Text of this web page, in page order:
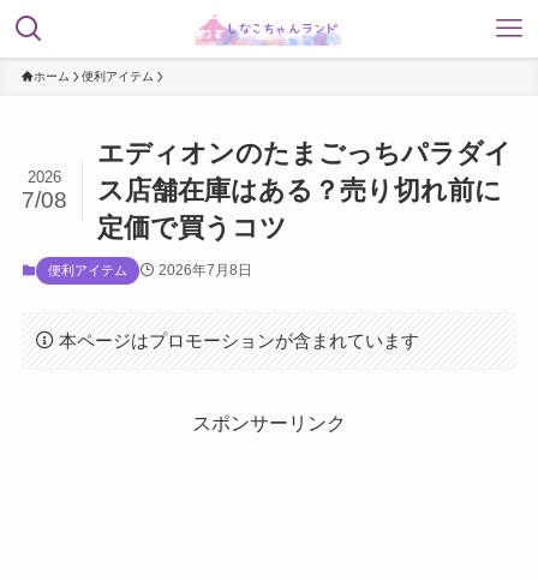
ホーム 便利アイテム
エディオンのたまごっちパラダイ
ス店舗在庫はある？売り切れ前に
定価で買うコツ
2026
7/08
便利アイテム 2026年7月8日
本ページはプロモーションが含まれています
スポンサーリンク